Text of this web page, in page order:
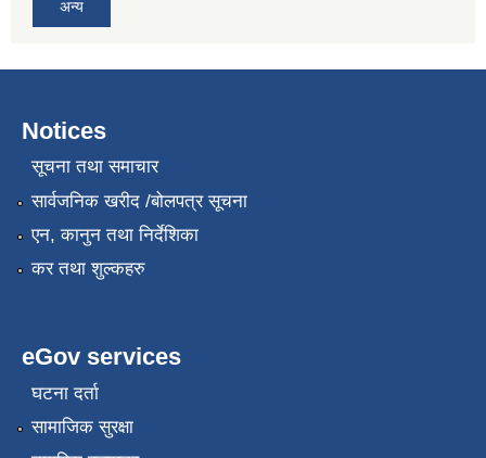
अन्य
Notices
सूचना तथा समाचार
सार्वजनिक खरीद /बोलपत्र सूचना
एन, कानुन तथा निर्देशिका
कर तथा शुल्कहरु
eGov services
घटना दर्ता
सामाजिक सुरक्षा